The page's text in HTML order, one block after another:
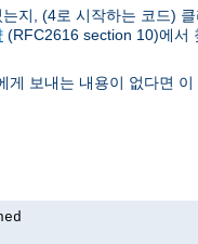
지, (4로 시작하는 코드)
(RFC2616 section 10)에서
게 보내는 내용이 없다면 이